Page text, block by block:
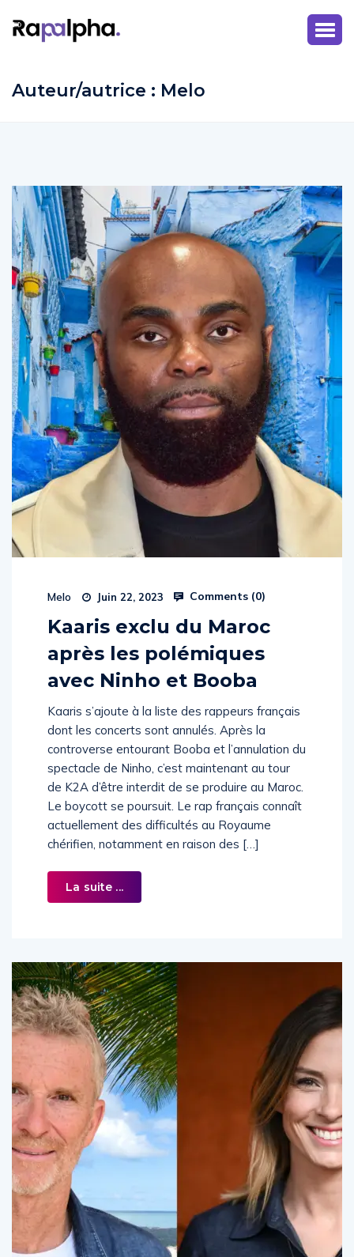
Auteur/autrice : Melo
Melo Juin 22, 2023 Comments (0)
Kaaris exclu du Maroc
après les polémiques
avec Ninho et Booba
Kaaris s’ajoute à la liste des rappeurs français
dont les concerts sont annulés. Après la
controverse entourant Booba et l’annulation du
spectacle de Ninho, c’est maintenant au tour
de K2A d’être interdit de se produire au Maroc.
Le boycott se poursuit. Le rap français connaît
actuellement des difficultés au Royaume
chérifien, notamment en raison des […]
La suite ...